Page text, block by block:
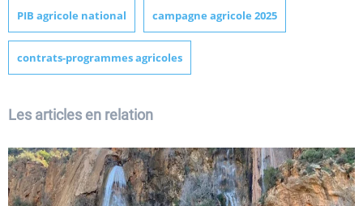
PIB agricole national campagne agricole 2025
contrats-programmes agricoles
Les articles en relation